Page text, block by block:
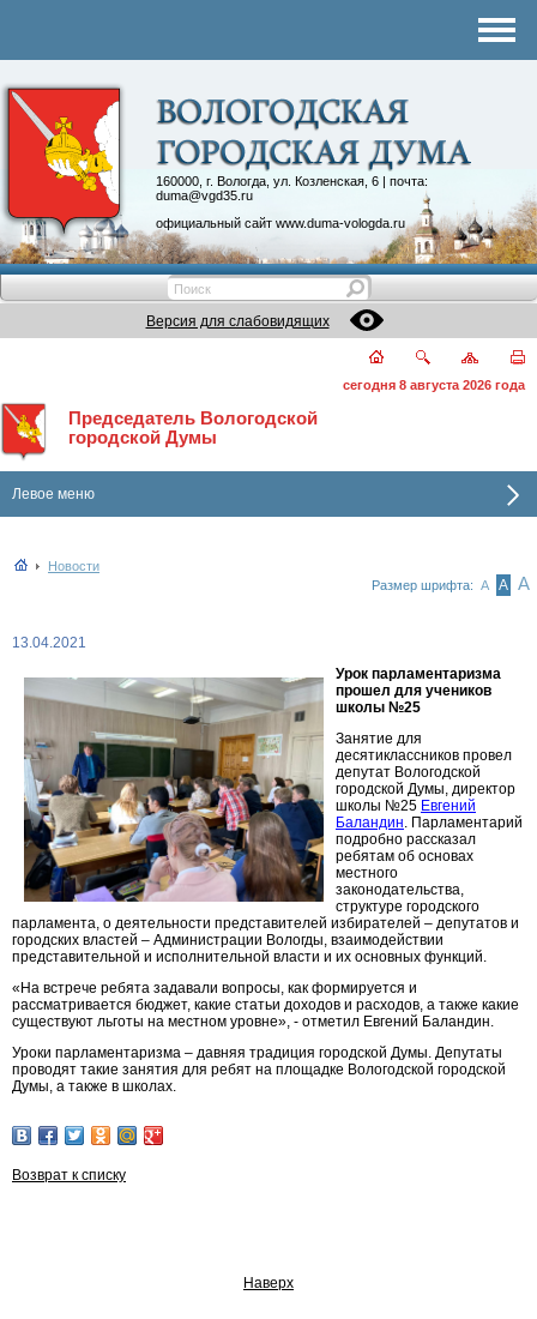
160000, г. Вологда, ул. Козленская, 6 | почта:
duma@vgd35.ru
официальный сайт www.duma-vologda.ru
Контакты
Депутатские объединения
Версия для слабовидящих
сегодня 8 августа 2026 года
Председатель Вологодской
городской Думы
Левое меню
Новости
Размер шрифта: А А А
13.04.2021
Урок парламентаризма
прошел для учеников
школы №25
Занятие для
десятиклассников провел
депутат Вологодской
городской Думы, директор
школы №25 Евгений
Баландин. Парламентарий
подробно рассказал
ребятам об основах
местного
законодательства,
структуре городского
парламента, о деятельности представителей избирателей – депутатов и
городских властей – Администрации Вологды, взаимодействии
представительной и исполнительной власти и их основных функций.
«На встрече ребята задавали вопросы, как формируется и
рассматривается бюджет, какие статьи доходов и расходов, а также какие
существуют льготы на местном уровне», - отметил Евгений Баландин.
Уроки парламентаризма – давняя традиция городской Думы. Депутаты
проводят такие занятия для ребят на площадке Вологодской городской
Думы, а также в школах.
Возврат к списку
Наверх